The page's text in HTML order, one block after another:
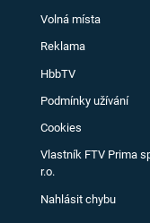
Volná místa
Reklama
HbbTV
Podmínky užívání
Cookies
Vlastník FTV Prima
r.o.
Nahlásit chybu